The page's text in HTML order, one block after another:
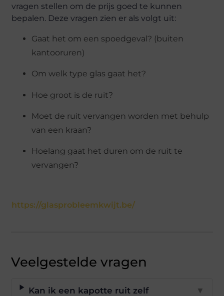
vragen stellen om de prijs goed te kunnen
bepalen. Deze vragen zien er als volgt uit:
Gaat het om een spoedgeval? (buiten
kantooruren)
Om welk type glas gaat het?
Hoe groot is de ruit?
Moet de ruit vervangen worden met behulp
van een kraan?
Hoelang gaat het duren om de ruit te
vervangen?
https://glasprobleemkwijt.be/
Veelgestelde vragen
Kan ik een kapotte ruit zelf
▼